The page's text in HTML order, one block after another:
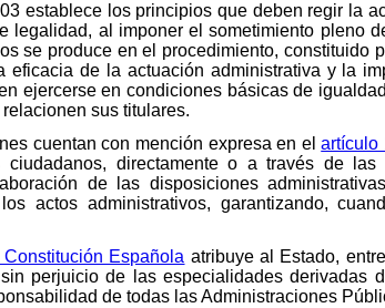
establece los principios que deben regir la
legalidad, al imponer el sometimiento pleno
se produce en el procedimiento, constituido
de la actuación administrativa y la
ejercerse en condiciones básicas de
sus titulares.
cuentan con mención expresa en elartículo
directamente o a través de las
de las disposiciones
actos administrativos, garantizando,
Española atribuye al Estado,
perjuicio de las especialidades derivadas
de todas las Administraciones